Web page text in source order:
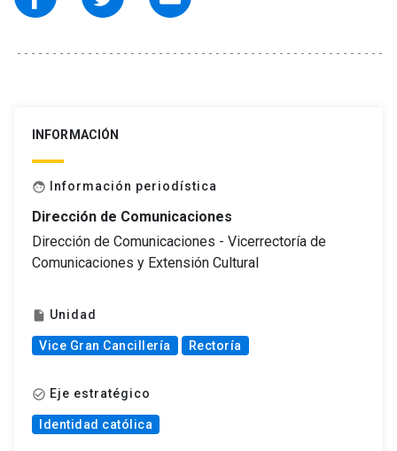
INFORMACIÓN
face Información periodística
Dirección de Comunicaciones
Dirección de Comunicaciones - Vicerrectoría de
Comunicaciones y Extensión Cultural
insert_drive_file Unidad
Vice Gran Cancillería Rectoría
check_circle_outline Eje estratégico
Identidad católica